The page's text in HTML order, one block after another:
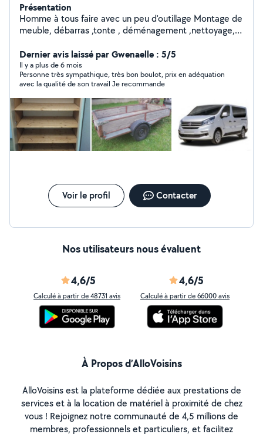
Présentation
Homme à tous faire avec un peu d'outillage Montage de
meuble, débarras ,tonte , déménagement ,nettoyage,
Dernier avis laissé par Gwenaelle : 5/5
Il y a plus de 6 mois
Personne très sympathique, très bon boulot, prix en adéquation
avec la qualité de son travail Je recommande
Voir le profil Contacter
Nos utilisateurs nous évaluent
4,6/5
Calculé à partir de 48731 avis
4,6/5
Calculé à partir de 66000 avis
À Propos d’AlloVoisins
AlloVoisins est la plateforme dédiée aux prestations de
services et à la location de matériel à proximité de chez
vous ! Rejoignez notre communauté de 4,5 millions de
membres, professionnels et particuliers, et facilitez